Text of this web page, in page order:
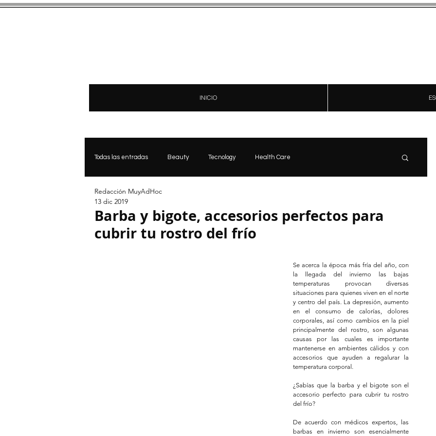
INICIO
Todas las entradas Beauty Tecnology Health Care
Bienestar & Medicina Estetica
Barba y bigote, accesorios perfectos para
cubrir tu rostro del frío
Redacción MuyAdHoc
13 dic 2019
Se acerca la época más fría del año, con
la llegada del invierno las bajas
temperaturas provocan diversas
situaciones para quienes viven en el norte
y centro del país. La depresión, aumento
en el consumo de calorías, dolores
corporales, así como cambios en la piel
principalmente del rostro, son algunas
causas por las cuales es importante
mantenerse en ambientes cálidos y con
accesorios que ayuden a regalurar la
temperatura corporal.
¿Sabías que la barba y el bigote son el
accesorio perfecto para cubrir tu rostro
del frío?
De acuerdo con médicos expertos, las
barbas en invierno son esencialmente